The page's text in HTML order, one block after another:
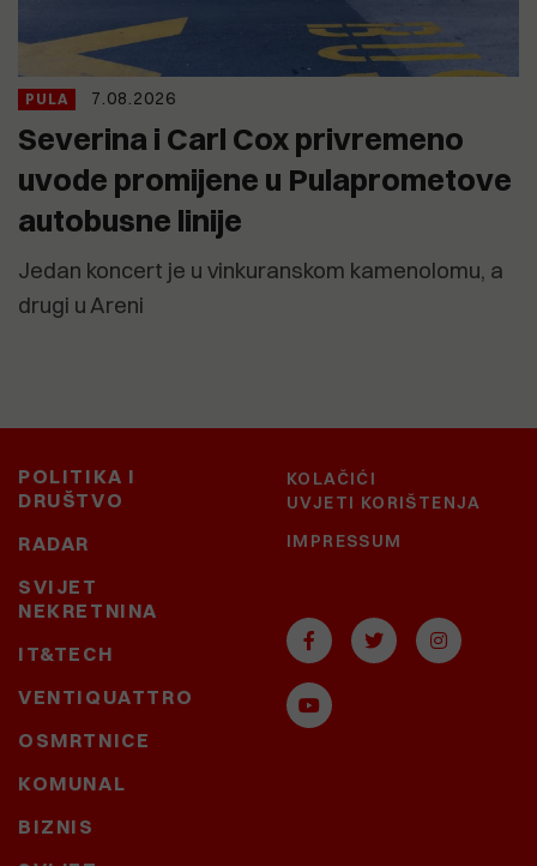
PULA 7.08.2026
Severina i Carl Cox privremeno
uvode promijene u Pulaprometove
autobusne linije
Jedan koncert je u vinkuranskom kamenolomu, a
drugi u Areni
POLITIKA I
DRUŠTVO
RADAR
SVIJET
NEKRETNINA
IT&TECH
VENTIQUATTRO
OSMRTNICE
KOMUNAL
BIZNIS
KOLAČIĆI
UVJETI KORIŠTENJA
IMPRESSUM